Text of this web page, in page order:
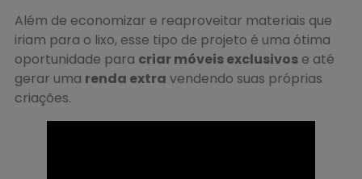
Além de economizar e reaproveitar materiais que
iriam para o lixo, esse tipo de projeto é uma ótima
oportunidade para criar móveis exclusivose até
gerar uma renda extra vendendo suas próprias
criações.